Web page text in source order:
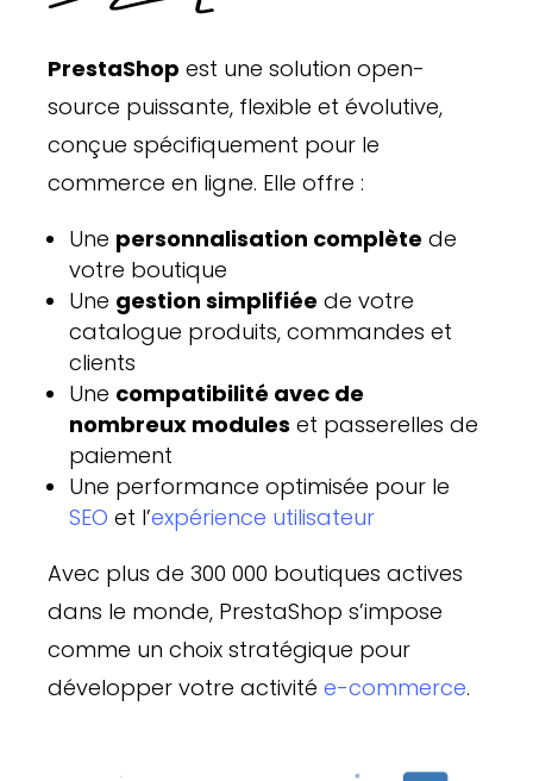
PrestaShop est une solution open-
source puissante, flexible et évolutive,
conçue spécifiquement pour le
commerce en ligne. Elle offre :
Une personnalisation complète de
votre boutique
Une gestion simplifiée de votre
catalogue produits, commandes et
clients
Une compatibilité avec de
nombreux modules et passerelles de
paiement
Une performance optimisée pour le
SEO et l’expérience utilisateur
Avec plus de 300 000 boutiques actives
dans le monde, PrestaShop s’impose
comme un choix stratégique pour
développer votre activité e-commerce.